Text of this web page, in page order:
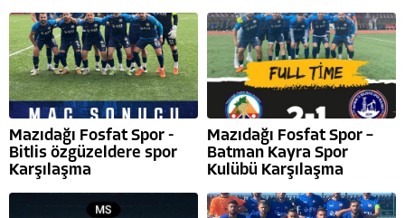
Mazıdağı Fosfat Spor -
Bitlis özgüzeldere spor
Karşılaşma
Mazıdağı Fosfat Spor –
Batman Kayra Spor
Kulübü Karşılaşma